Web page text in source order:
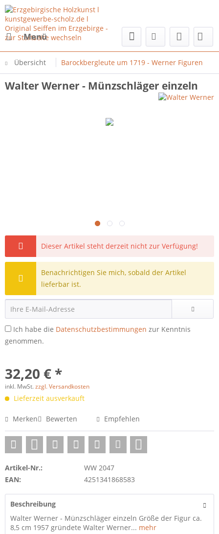
Menü
Übersicht Barockbergleute um 1719 - Werner Figuren
Walter Werner - Münzschläger einzeln
Dieser Artikel steht derzeit nicht zur Verfügung!
Benachrichtigen Sie mich, sobald der Artikel
lieferbar ist.
Ich habe die Datenschutzbestimmungen zur Kenntnis
genommen.
32,20 € *
inkl. MwSt.zzgl. Versandkosten
Lieferzeit ausverkauft
Merken Bewerten Empfehlen
Artikel-Nr.:
WW 2047
EAN:
4251341868583
Beschreibung
Walter Werner - Münzschläger einzeln Größe der Figur ca.
8,5 cm 1957 gründete Walter Werner... mehr